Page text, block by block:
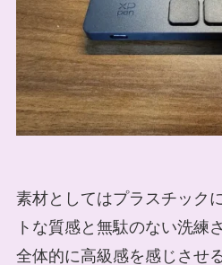
素材としてはプラスチック
トな質感と無駄のない洗練
全体的に高級感を感じさせ